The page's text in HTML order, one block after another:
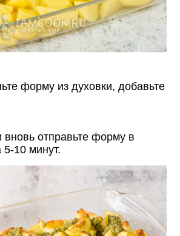
форму из духовки, добавьте
отправьте форму в
10 минут.